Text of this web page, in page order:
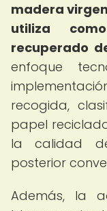
madera
utiliza
recuperado
enfoque
recogida,
papel
la calidad
posterior
Además, la